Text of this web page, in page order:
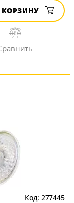
КОРЗИНУ
277445